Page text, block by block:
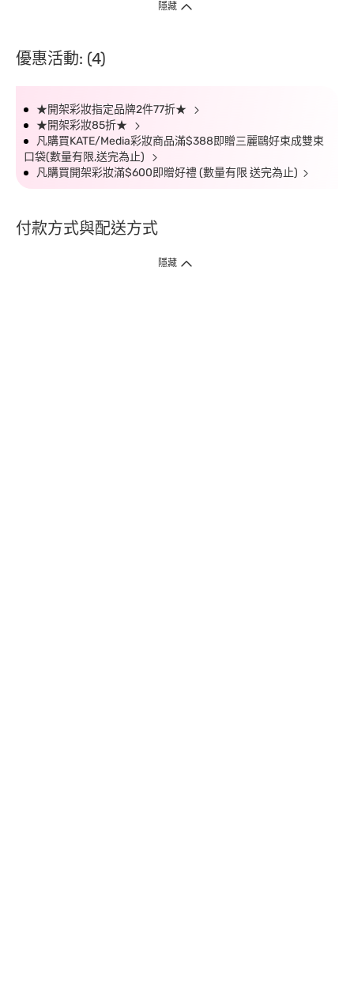
隱藏
優惠活動: (4)
★開架彩妝指定品牌2件77折★
★開架彩妝85折★
凡購買KATE/Media彩妝商品滿$388即贈三麗鷗好束成雙束
口袋(數量有限,送完為止)
凡購買開架彩妝滿$600即贈好禮 (數量有限 送完為止)
付款方式與配送方式
隱藏